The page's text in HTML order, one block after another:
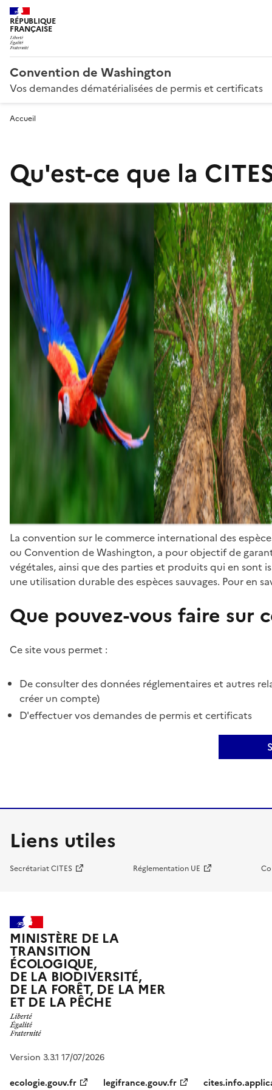
RÉPUBLIQUE
FRANÇAISE
Convention de Washington
Vos demandes dématérialisées de permis et certificats
Accueil
Qu'est-ce que la
La convention sur le commerce international des
ou Convention de Washington, a pour objectif de
végétales, ainsi que des parties et produits qui en sont
une utilisation durable des espèces sauvages. Pour en
Que pouvez-vous faire sur
Ce site vous permet :
De consulter des données réglementaires et autres
créer un compte)
D'effectuer vos demandes de permis et certificats
Liens utiles
Secrétariat CITES Réglementation UE
MINISTÈRE DE LA
TRANSITION
ÉCOLOGIQUE,
DE LA BIODIVERSITÉ,
DE LA FORÊT, DE LA MER
ET DE LA PÊCHE
Version 3.3.1 17/07/2026
ecologie.gouv.fr
legifrance.gouv.fr